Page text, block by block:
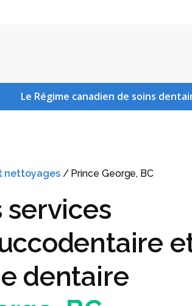
Le Régime canadien de soins
nettoyages/ Prince George, BC
services
dentaire